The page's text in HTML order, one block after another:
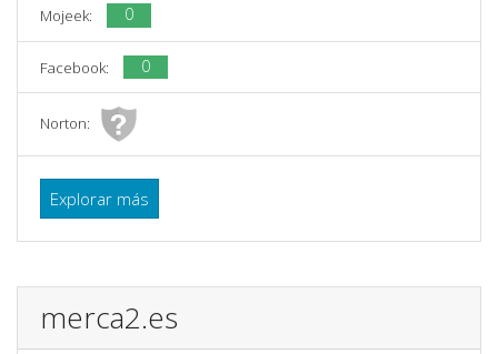
Mojeek: 0
Facebook: 0
Norton:
Explorar más
merca2.es